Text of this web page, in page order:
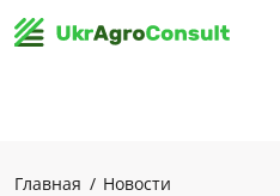
Главная Новости